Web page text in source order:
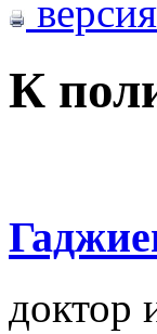
К
доктор